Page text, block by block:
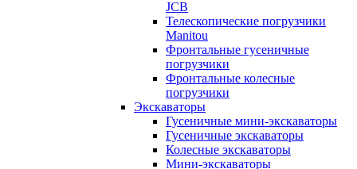
JCB
Телескопические погрузчики
Manitou
Фронтальные гусеничные
погрузчики
Фронтальные колесные
погрузчики
Экскаваторы
Гусеничные мини-экскаваторы
Гусеничные экскаваторы
Колесные экскаваторы
Мини-экскаваторы